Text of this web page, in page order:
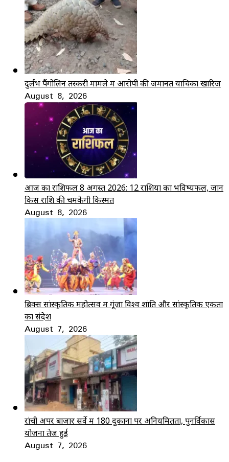
दुर्लभ पैंगोलिन तस्करी मामले में आरोपी की जमानत याचिका खारिज
August 8, 2026
आज का राशिफल 8 अगस्त 2026: 12 राशियों का भविष्यफल, जानें
किस राशि की चमकेगी किस्मत
August 8, 2026
ब्रिक्स सांस्कृतिक महोत्सव में गूंजा विश्व शांति और सांस्कृतिक एकता
का संदेश
August 7, 2026
रांची अपर बाजार सर्वे में 180 दुकानों पर अनियमितता, पुनर्विकास
योजना तेज हुई
August 7, 2026